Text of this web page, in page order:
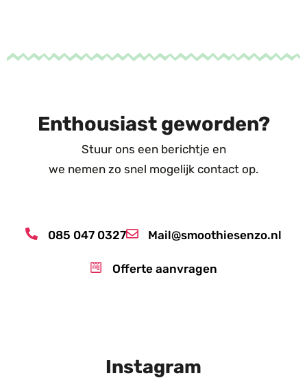
Enthousiast geworden?
Stuur ons een berichtje en
we nemen zo snel mogelijk contact op.
085 047 0327 Mail@smoothiesenzo.nl
Offerte aanvragen
Instagram